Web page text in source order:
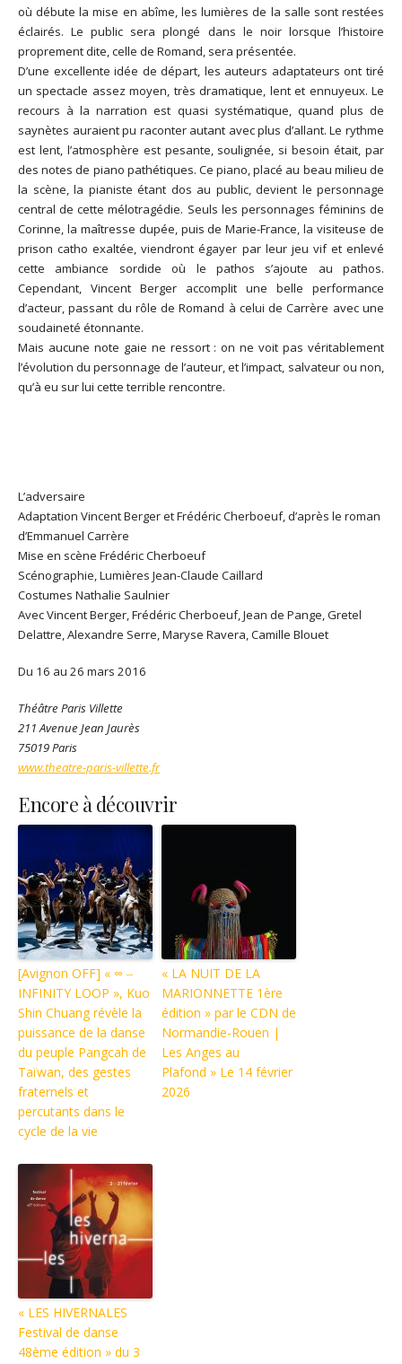
où débute la mise en abîme, les lumières de la salle sont restées
éclairés. Le public sera plongé dans le noir lorsque l’histoire
proprement dite, celle de Romand, sera présentée.
D’une excellente idée de départ, les auteurs adaptateurs ont tiré
un spectacle assez moyen, très dramatique, lent et ennuyeux. Le
recours à la narration est quasi systématique, quand plus de
saynètes auraient pu raconter autant avec plus d’allant. Le rythme
est lent, l’atmosphère est pesante, soulignée, si besoin était, par
des notes de piano pathétiques. Ce piano, placé au beau milieu de
la scène, la pianiste étant dos au public, devient le personnage
central de cette mélotragédie. Seuls les personnages féminins de
Corinne, la maîtresse dupée, puis de Marie-France, la visiteuse de
prison catho exaltée, viendront égayer par leur jeu vif et enlevé
cette ambiance sordide où le pathos s’ajoute au pathos.
Cependant, Vincent Berger accomplit une belle performance
d’acteur, passant du rôle de Romand à celui de Carrère avec une
soudaineté étonnante.
Mais aucune note gaie ne ressort : on ne voit pas véritablement
l’évolution du personnage de l’auteur, et l’impact, salvateur ou non,
qu’à eu sur lui cette terrible rencontre.
L’adversaire
Adaptation Vincent Berger et Frédéric Cherboeuf, d’après le roman
d’Emmanuel Carrère
Mise en scène Frédéric Cherboeuf
Scénographie, Lumières Jean-Claude Caillard
Costumes Nathalie Saulnier
Avec Vincent Berger, Frédéric Cherboeuf, Jean de Pange, Gretel
Delattre, Alexandre Serre, Maryse Ravera, Camille Blouet
Du 16 au 26 mars 2016
Théâtre Paris Villette
211 Avenue Jean Jaurès
75019 Paris
www.theatre-paris-villette.fr
Encore à découvrir
[Avignon OFF] « ∞ ‒
INFINITY LOOP », Kuo
Shin Chuang révèle la
puissance de la danse
du peuple Pangcah de
Taïwan, des gestes
fraternels et
percutants dans le
cycle de la vie
« LA NUIT DE LA
MARIONNETTE 1ère
édition » par le CDN de
Normandie-Rouen |
Les Anges au
Plafond » Le 14 février
2026
« LES HIVERNALES
Festival de danse
48ème édition » du 3